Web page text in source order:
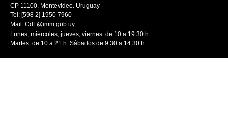
CP 11100. Montevideo. Uruguay
Tel: [598 2] 1950 7960
Mail: CdF@imm.gub.uy
Lunes, miércoles, jueves, viernes: de 10 a 19.30 h.
Martes: de 10 a 21 h. Sábados de 9.30 a 14.30 h.